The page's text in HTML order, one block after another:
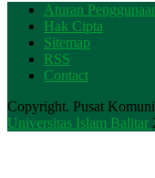
Aturan
Hak Cipta
Sitemap
RSS
Contact
Copyright. Pusat
Universitas Islam Balitar